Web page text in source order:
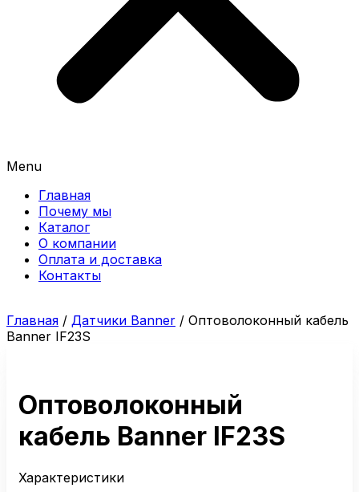
Menu
Главная
Почему мы
Каталог
О компании
Оплата и доставка
Контакты
Главная / Датчики Banner / Оптоволоконный кабель
Banner IF23S
Оптоволоконный
кабель Banner IF23S
Характеристики